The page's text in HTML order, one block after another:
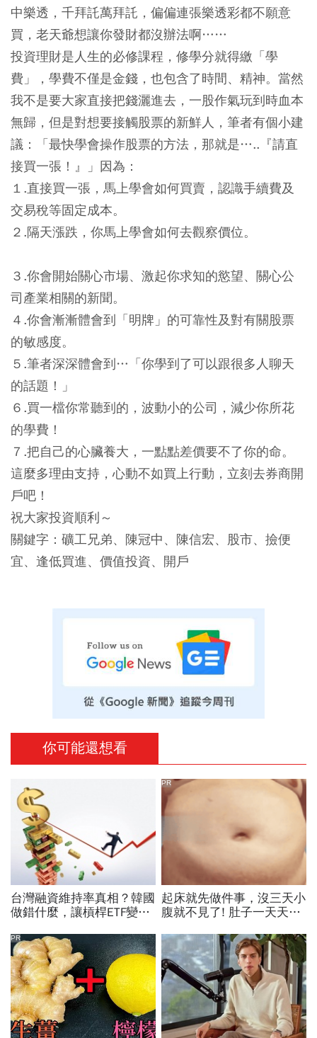
中樂透，千拜託萬拜託，偏偏連張樂透彩都不願意
買，老天爺想讓你發財都沒辦法啊……
投資理財是人生的必修課程，修學分就得繳「學
費」，學費不僅是金錢，也包含了時間、精神。當然
我不是要大家直接把錢灑進去，一股作氣玩到時血本
無歸，但是對想要接觸股票的新鮮人，筆者有個小建
議：「最快學會操作股票的方法，那就是…..『請直
接買一張！』」因為：
１.直接買一張，馬上學會如何買賣，認識手續費及
交易稅等固定成本。
２.隔天漲跌，你馬上學會如何去觀察價位。
３.你會開始關心市場、激起你求知的慾望、關心公
司產業相關的新聞。
４.你會漸漸體會到「明牌」的可靠性及對有關股票
的敏感度。
５.筆者深深體會到…「你學到了可以跟很多人聊天
的話題！」
６.買一檔你常聽到的，波動小的公司，減少你所花
的學費！
７.把自己的心臟養大，一點點差價要不了你的命。
這麼多理由支持，心動不如買上行動，立刻去券商開
戶吧！
祝大家投資順利～
關鍵字：礦工兄弟、陳冠中、陳信宏、股市、撿便
宜、逢低買進、價值投資、開戶
你可能還想看
台灣融資維持率真相？韓國
做錯什麼，讓槓桿ETF變風
解
起床就先做件事，沒三天小
腹就不見了! 肚子一天天變
PR
PR